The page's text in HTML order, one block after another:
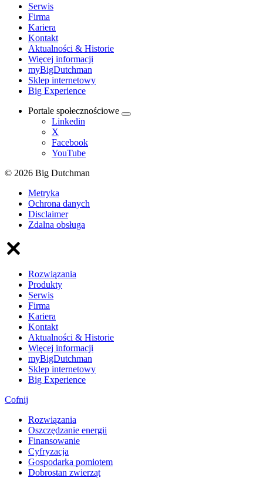
Serwis
Firma
Kariera
Kontakt
Aktualności & Historie
Więcej informacji
myBigDutchman
Sklep internetowy
Big Experience
Portale społecznościowe
Linkedin
X
Facebook
YouTube
© 2026 Big Dutchman
Metryka
Ochrona danych
Disclaimer
Zdalna obsługa
Rozwiązania
Produkty
Serwis
Firma
Kariera
Kontakt
Aktualności & Historie
Więcej informacji
myBigDutchman
Sklep internetowy
Big Experience
Cofnij
Rozwiązania
​Oszczędzanie energii
Finansowanie
Cyfryzacja
Gospodarka pomiotem
Dobrostan zwierząt